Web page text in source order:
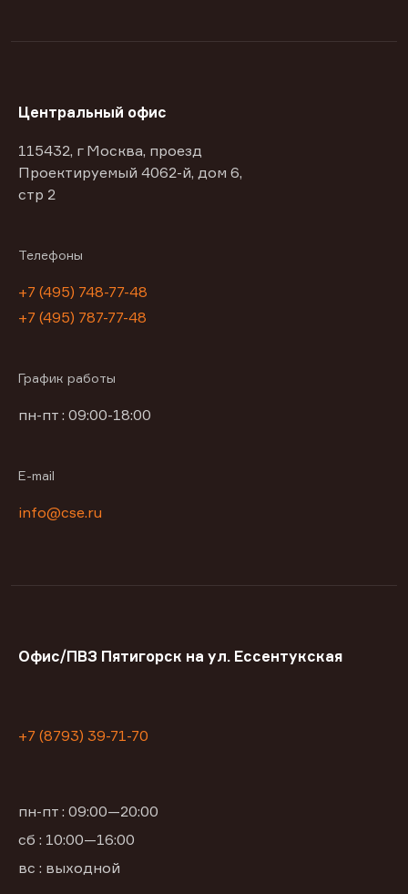
Центральный офис
115432, г Москва, проезд
Проектируемый 4062-й, дом 6,
стр 2
Телефоны
+7 (495) 748-77-48
+7 (495) 787-77-48
График работы
пн-пт : 09:00-18:00
E-mail
info@cse.ru
Офис/ПВЗ Пятигорск на ул. Ессентукская
+7 (8793) 39-71-70
пн-пт : 09:00—20:00
сб : 10:00—16:00
вс : выходной